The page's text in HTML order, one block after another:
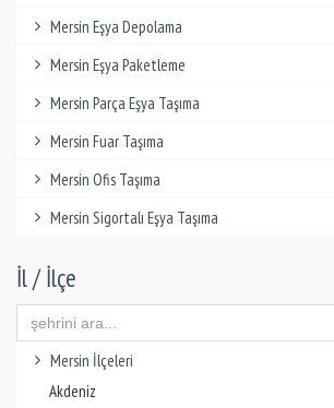
Mersin Eşya Depolama
Mersin Eşya Paketleme
Mersin Parça Eşya Taşıma
Mersin Fuar Taşıma
Mersin Ofis Taşıma
Mersin Sigortalı Eşya Taşıma
İl / İlçe
Mersin İlçeleri
Akdeniz